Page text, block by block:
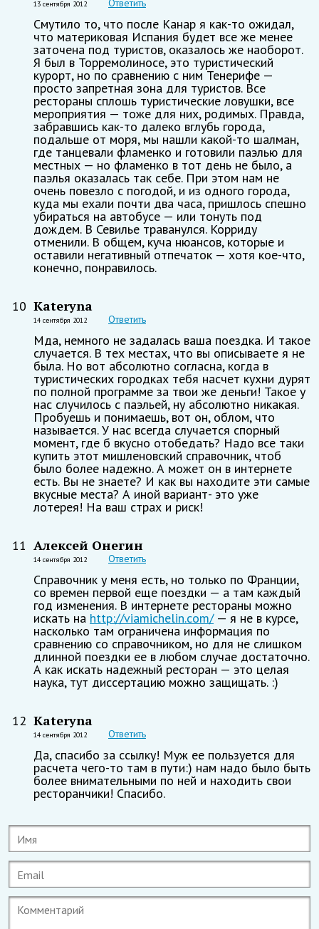
13 сентября 2012 Ответить
Смутило то, что после Канар я как-то ожидал,
что материковая Испания будет все же менее
заточена под туристов, оказалось же наоборот.
Я был в Торремолиносе, это туристический
курорт, но по сравнению с ним Тенерифе —
просто запретная зона для туристов. Все
рестораны сплошь туристические ловушки, все
мероприятия — тоже для них, родимых. Правда,
забравшись как-то далеко вглубь города,
подальше от моря, мы нашли какой-то шалман,
где танцевали фламенко и готовили паэлью для
местных — но фламенко в тот день не было, а
паэлья оказалась так себе. При этом нам не
очень повезло с погодой, и из одного города,
куда мы ехали почти два часа, пришлось спешно
убираться на автобусе — или тонуть под
дождем. В Севилье траванулся. Корриду
отменили. В общем, куча нюансов, которые и
оставили негативный отпечаток — хотя кое-что,
конечно, понравилось.
10 Kateryna
14 сентября 2012 Ответить
Мда, немного не задалась ваша поездка. И такое
случается. В тех местах, что вы описываете я не
была. Но вот абсолютно согласна, когда в
туристических городках тебя насчет кухни дурят
по полной программе за твои же деньги! Такое у
нас случилось с паэльей, ну абсолютно никакая.
Пробуешь и понимаешь, вот он, облом, что
называется. У нас всегда случается спорный
момент, где б вкусно отобедать? Надо все таки
купить этот мишленовский справочник, чтоб
было более надежно. А может он в интернете
есть. Вы не знаете? И как вы находите эти самые
вкусные места? А иной вариант- это уже
лотерея! На ваш страх и риск!
11 Алексей Онегин
14 сентября 2012 Ответить
Справочник у меня есть, но только по Франции,
со времен первой еще поездки — а там каждый
год изменения. В интернете рестораны можно
искать на http://viamichelin.com/— я не в курсе,
насколько там ограничена информация по
сравнению со справочником, но для не слишком
длинной поездки ее в любом случае достаточно.
А как искать надежный ресторан — это целая
наука, тут диссертацию можно защищать. :)
12 Kateryna
14 сентября 2012 Ответить
Да, спасибо за ссылку! Муж ее пользуется для
расчета чего-то там в пути:) нам надо было быть
более внимательными по ней и находить свои
ресторанчики! Спасибо.